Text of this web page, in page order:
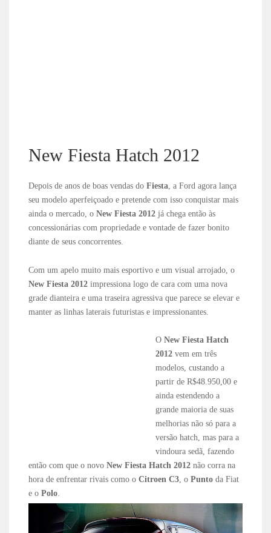
New Fiesta Hatch 2012
Depois de anos de boas vendas doFiesta, a Ford agora lança
seu modelo aperfeiçoado e pretende com isso conquistar mais
ainda o mercado, oNew Fiesta 2012 já chega então às
concessionárias com propriedade e vontade de fazer bonito
diante de seus concorrentes.
Com um apelo muito mais esportivo e um visual arrojado, o
New Fiesta 2012 impressiona logo de cara com uma nova
grade dianteira e uma traseira agressiva que parece se elevar e
manter as linhas laterais futuristas e impressionantes.
ONew Fiesta Hatch
2012 vem em três
modelos, custando a
partir de R$48.950,00 e
ainda estendendo a
grande maioria de suas
melhorias não só para a
versão hatch, mas para a
vindoura sedã, fazendo
então com que o novoNew Fiesta Hatch 2012 não corra na
hora de enfrentar rivais como oCitroen C3, oPunto da Fiat
e oPolo.